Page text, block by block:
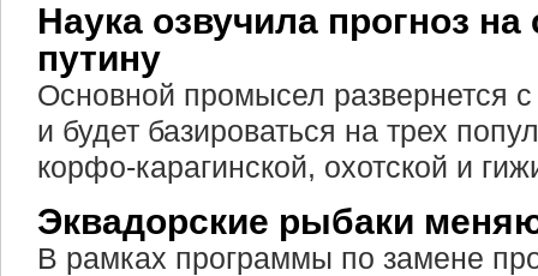
Наука озвучила прогноз
путину
Основной промысел развернется
и будет базироваться на трех
корфо-карагинской, охотской и
Эквадорские рыбаки
В рамках программы по замене